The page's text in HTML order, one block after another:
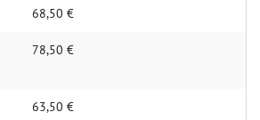
68,50 €
78,50 €
63,50 €